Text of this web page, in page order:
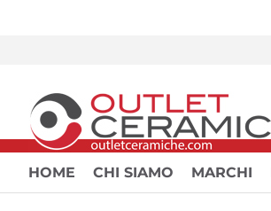
HOME CHI SIAMO MARCHI